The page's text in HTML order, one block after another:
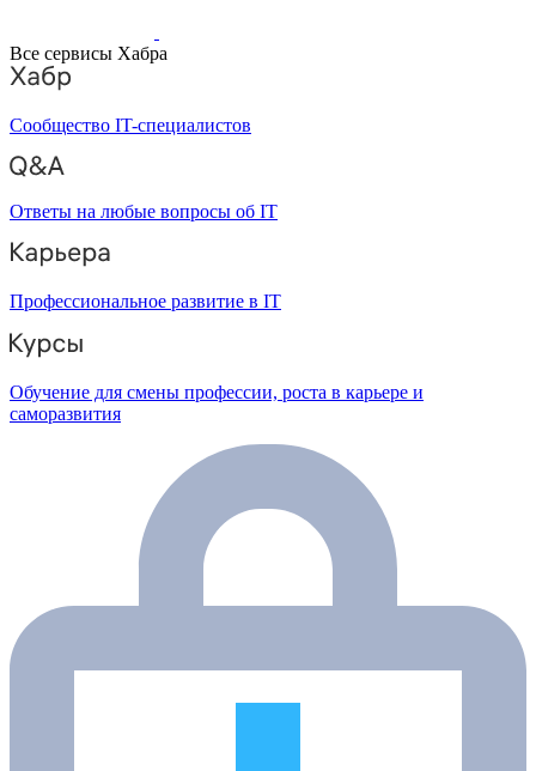
Все сервисы Хабра
Сообщество IT-специалистов
Ответы на любые вопросы об IT
Профессиональное развитие в IT
Обучение для смены профессии, роста в карьере и
саморазвития